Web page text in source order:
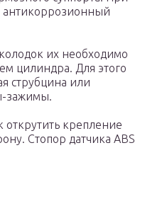
антикоррозионный
их необходимо
цилиндра. Для этого
струбцина или
зажимы.
открутить крепление
Стопор датчика ABS